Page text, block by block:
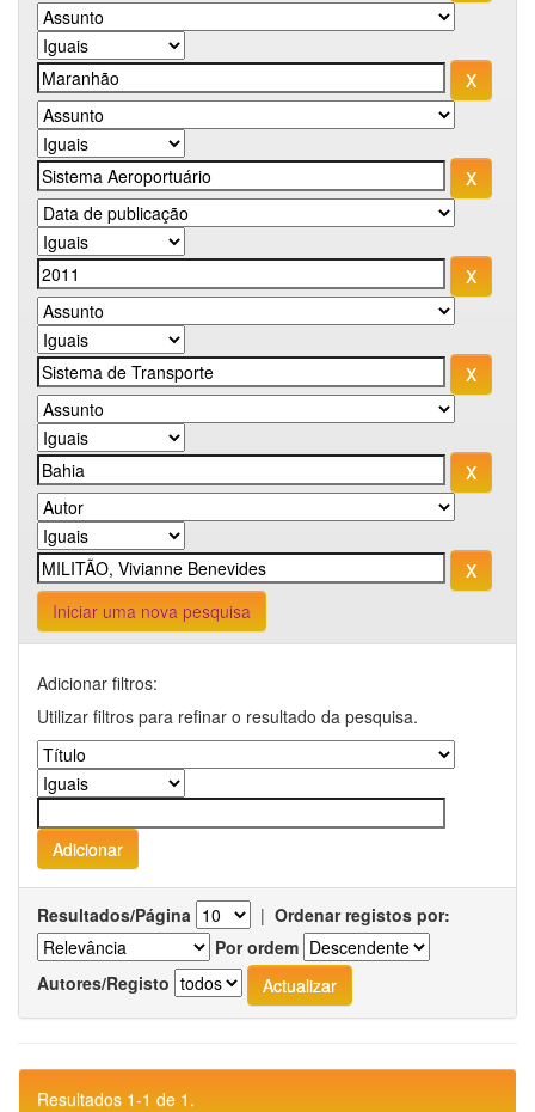
Iniciar uma nova pesquisa
Adicionar filtros:
Utilizar filtros para refinar o resultado da pesquisa.
Resultados/Página | Ordenar registos por:
Por ordem
Autores/Registo
Resultados 1-1 de 1.